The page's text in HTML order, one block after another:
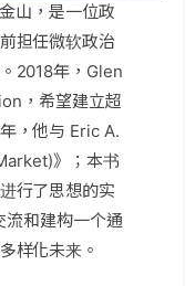
山，是一位政
担任微软政治
2018年，Glen
，希望建立超
，他与 Eric A.
》；本书
行了思想的实
和建构一个通
样化未来。